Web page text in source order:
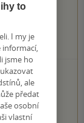
to
I my je
jsme ho
ale
předat
osobní
vlastní